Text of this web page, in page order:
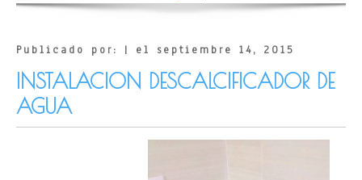
Publicado por: | el septiembre 14, 2015
INSTALACION DESCALCIFICADOR DE
AGUA